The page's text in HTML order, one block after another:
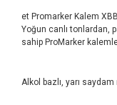
et Promarker Kalem
Yoğun canlı tonlardan,
sahip ProMarker
Alkol bazlı, yarı